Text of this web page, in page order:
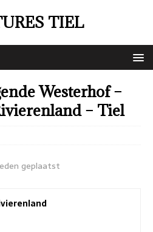
TIEL
Westerhof –
– Tiel
geplaatst